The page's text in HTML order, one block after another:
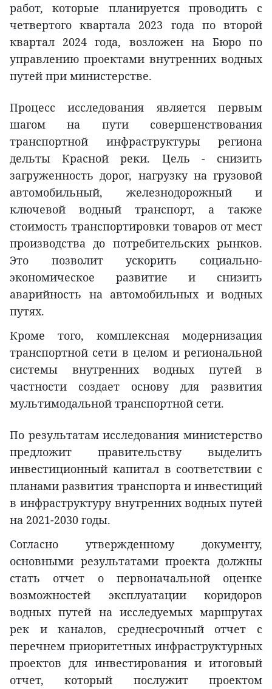
работ, которые планируется проводить с
четвертого квартала 2023 года по второй
квартал 2024 года, возложен на Бюро по
управлению проектами внутренних водных
путей при министерстве.
Процесс исследования является первым
шагом на пути совершенствования
транспортной инфраструктуры региона
дельты Красной реки. Цель - снизить
загруженность дорог, нагрузку на грузовой
автомобильный, железнодорожный и
ключевой водный транспорт, а также
стоимость транспортировки товаров от мест
производства до потребительских рынков.
Это позволит ускорить социально-
экономическое развитие и снизить
аварийность на автомобильных и водных
путях.
Кроме того, комплексная модернизация
транспортной сети в целом и региональной
системы внутренних водных путей в
частности создает основу для развития
мультимодальной транспортной сети.
По результатам исследования министерство
предложит правительству выделить
инвестиционный капитал в соответствии с
планами развития транспорта и инвестиций
в инфраструктуру внутренних водных путей
на 2021-2030 годы.
Согласно утвержденному документу,
основными результатами проекта должны
стать отчет о первоначальной оценке
возможностей эксплуатации коридоров
водных путей на исследуемых маршрутах
рек и каналов, среднесрочный отчет с
перечнем приоритетных инфраструктурных
проектов для инвестирования и итоговый
отчет, который послужит проектом